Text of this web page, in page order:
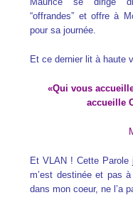
“offrandes” et offre à
pour sa journée.
Et ce dernier lit à haute
«Qui vous
accueille
Et VLAN ! Cette Parole
m’est destinée et pas
dans mon coeur, ne l’a